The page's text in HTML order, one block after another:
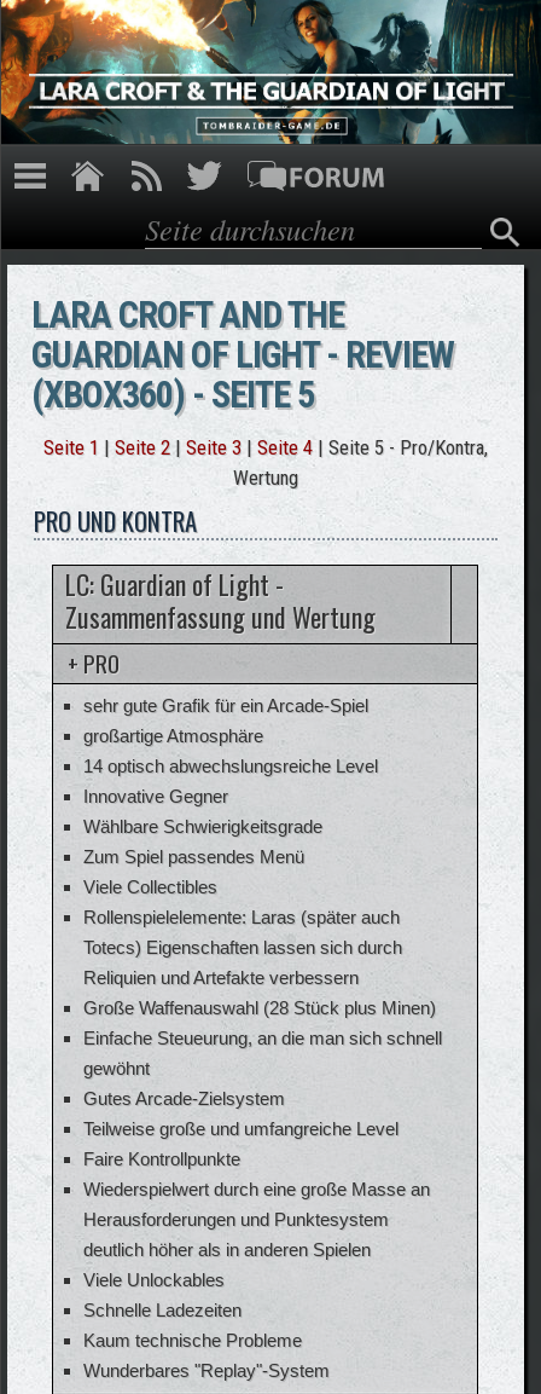
Direkt zum Inhalt
Suchformular
Suche
LARA CROFT AND THE
GUARDIAN OF LIGHT - REVIEW
(XBOX360) - SEITE 5
Seite 1 | Seite 2 | Seite 3 | Seite 4 | Seite 5 - Pro/Kontra,
Wertung
PRO UND KONTRA
LC: Guardian of Light -
Zusammenfassung und Wertung
+ PRO
sehr gute Grafik für ein Arcade-Spiel
großartige Atmosphäre
14 optisch abwechslungsreiche Level
Innovative Gegner
Wählbare Schwierigkeitsgrade
Zum Spiel passendes Menü
Viele Collectibles
Rollenspielelemente: Laras (später auch
Totecs) Eigenschaften lassen sich durch
Reliquien und Artefakte verbessern
Große Waffenauswahl (28 Stück plus Minen)
Einfache Steueurung, an die man sich schnell
gewöhnt
Gutes Arcade-Zielsystem
Teilweise große und umfangreiche Level
Faire Kontrollpunkte
Wiederspielwert durch eine große Masse an
Herausforderungen und Punktesystem
deutlich höher als in anderen Spielen
Viele Unlockables
Schnelle Ladezeiten
Kaum technische Probleme
Wunderbares "Replay"-System